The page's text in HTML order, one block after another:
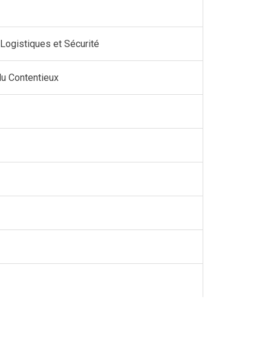
et Sécurité
Contentieux